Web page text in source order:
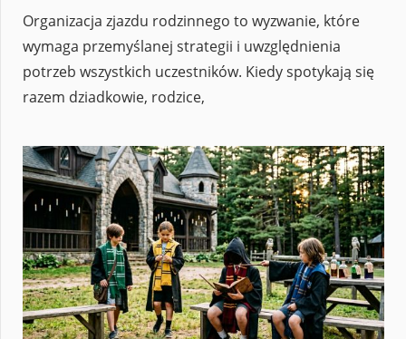
Organizacja zjazdu rodzinnego to wyzwanie, które
wymaga przemyślanej strategii i uwzględnienia
potrzeb wszystkich uczestników. Kiedy spotykają się
razem dziadkowie, rodzice,